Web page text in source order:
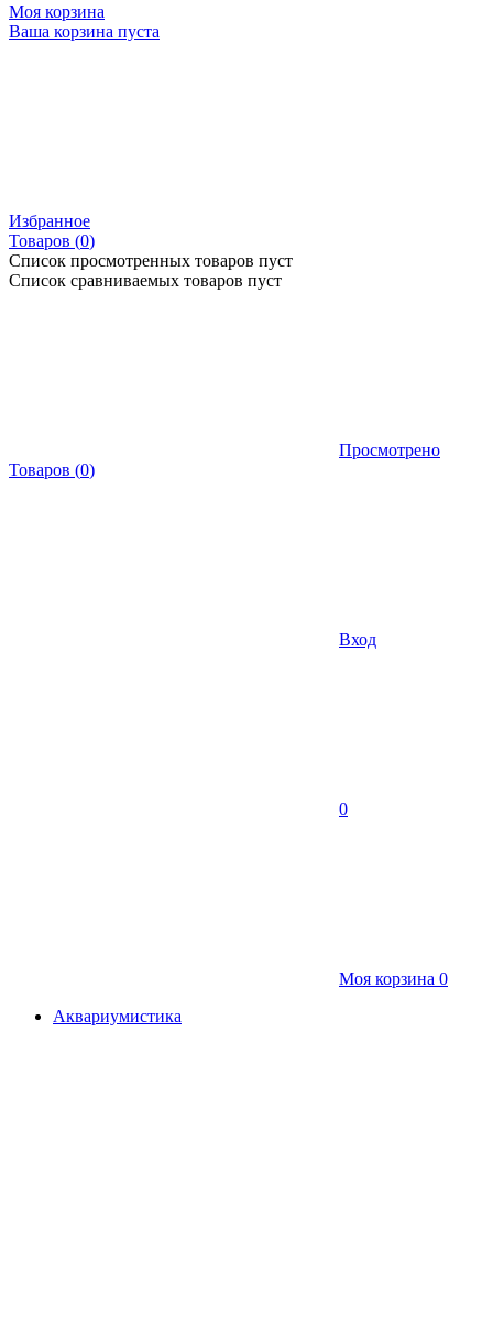
Моя корзина
Ваша корзина пуста
Избранное
Товаров (0)
Список просмотренных товаров пуст
Список сравниваемых товаров пуст
Просмотрено
Товаров (0)
Вход
0
Моя корзина 0
Аквариумистика